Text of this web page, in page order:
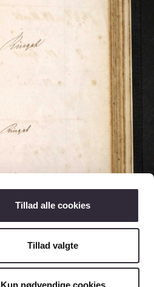
Tillad alle cookies
Tillad valgte
Kun nødvendige cookies